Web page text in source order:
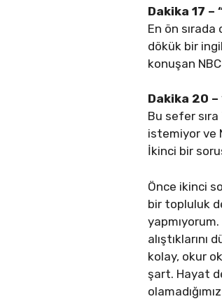
Dakika 17 –
En ön sırada
dökük bir
konuşan
Dakika 20
Bu sefer
istemiyor ve
İkinci bir
Önce ikinci
bir topluluk
kolay, okur
şart. Hayat